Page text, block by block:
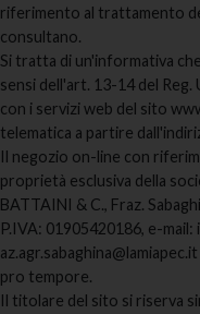
riferimento al trattamento
consultano.
Si tratta di un'informativa
sensi dell'art. 13-14 del
con i servizi web del sito
telematica a partire
Il negozio on-line con
proprietà esclusiva della
BATTAINI & C., Fraz.
P.IVA: 01905420186, e-
pro tempore.
Il titolare del sito si riserva